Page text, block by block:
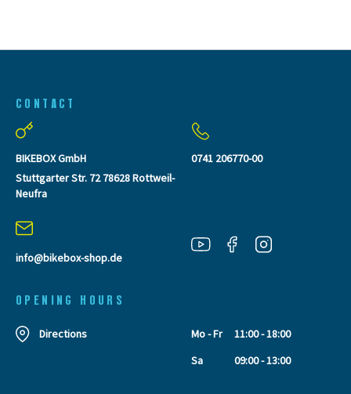
CONTACT
BIKEBOX GmbH
Stuttgarter Str. 72 78628 Rottweil-
Neufra
info@bikebox-shop.de
0741 206770-00
OPENING HOURS
Directions Mo - Fr
11:00 - 18:00
Sa
09:00 - 13:00